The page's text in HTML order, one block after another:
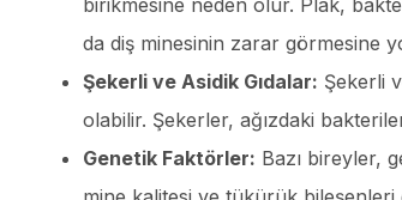
da diş minesinin zarar görmesine
Şekerli ve Asidik Gıdalar: Şekerli
olabilir. Şekerler, ağızdaki
Genetik Faktörler: Bazı bireyler,